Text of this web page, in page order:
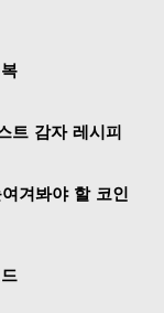
트 감자 레시피
겨봐야 할 코인